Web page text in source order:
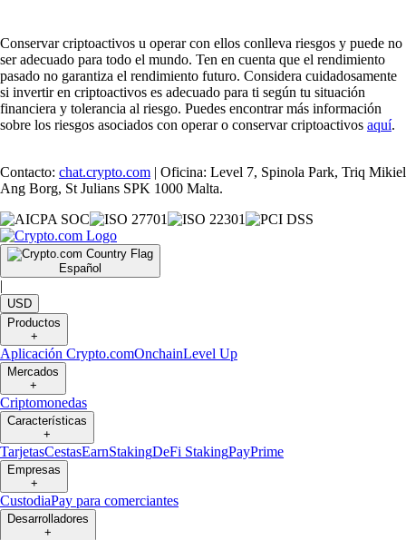
Conservar criptoactivos u operar con ellos conlleva riesgos y puede no
ser adecuado para todo el mundo. Ten en cuenta que el rendimiento
pasado no garantiza el rendimiento futuro. Considera cuidadosamente
si invertir en criptoactivos es adecuado para ti según tu situación
financiera y tolerancia al riesgo. Puedes encontrar más información
sobre los riesgos asociados con operar o conservar criptoactivos aquí.
Contacto: chat.crypto.com | Oficina: Level 7, Spinola Park, Triq Mikiel
Ang Borg, St Julians SPK 1000 Malta.
Español
|
USD
Productos
+
Aplicación Crypto.comOnchainLevel Up
Mercados
+
Criptomonedas
Características
+
TarjetasCestasEarnStakingDeFi StakingPayPrime
Empresas
+
CustodiaPay para comerciantes
Desarrolladores
+